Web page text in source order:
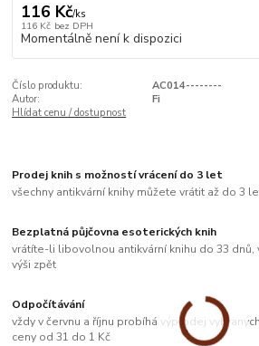
116 Kč/ks
116 Kč bez DPH
Momentálně není k dispozici
Číslo produktu:
AC014--------
Autor:
Fi
Hlídat cenu / dostupnost
Prodej knih s možností vrácení do 3 let
všechny antikvární knihy můžete vrátit až do 3
Bezplatná půjčovna esoterických knih
vrátíte-li libovolnou antikvární knihu do 33 dnů,
výši zpět
Odpočítávání
vždy v červnu a říjnu probíhá výprodej
ceny od 31 do 1 Kč